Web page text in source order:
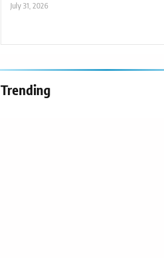
July 31, 2026
Trending